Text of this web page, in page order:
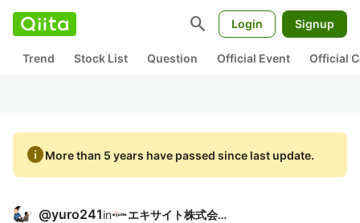
search Login Signup
Trend Stock List Question Official Event Official
infoMore than 5 years have passed since last update.
@yuro241in エキサイト株式会社